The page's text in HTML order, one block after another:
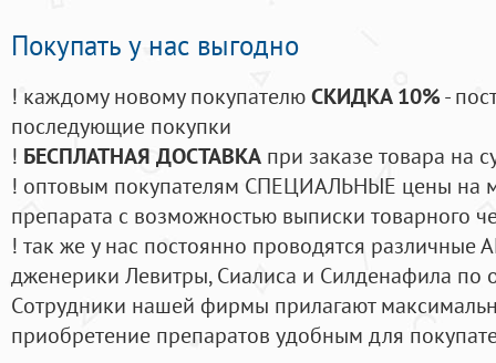
Покупать у нас выгодно
! каждому новому покупателюСКИДКА 10%-
последующие покупки
! БЕСПЛАТНАЯ ДОСТАВКА при заказе товара на
! оптовым покупателям СПЕЦИАЛЬНЫЕ цены на
препарата с возможностью выписки товарного
! так же у нас постоянно проводятся
дженерики Левитры, Сиалиса и Силденафила по
Cотрудники нашей фирмы прилагают
приобретение препаратов удобным для